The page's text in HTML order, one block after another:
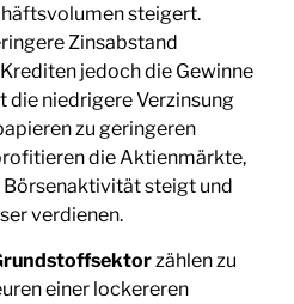
steigert.
Zinsabstand
jedoch die Gewinne
die niedrigere Verzinsung
zu geringeren
die Aktienmärkte,
steigt und
verdienen.
zählen zu
einer lockereren